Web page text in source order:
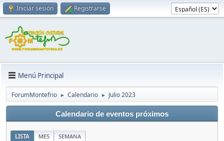
Iniciar sesión Registrarse
Menú Principal
ForumMontefrio ► Calendario ► Julio 2023
Calendario de eventos próximos
LISTA MES SEMANA